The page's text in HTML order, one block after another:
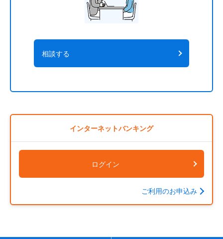
相談する
インターネットバンキング
ログイン
ご利用のお申込み